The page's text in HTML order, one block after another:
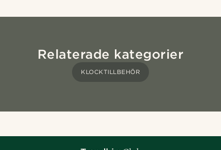
Relaterade kategorier
KLOCKTILLBEHÖR